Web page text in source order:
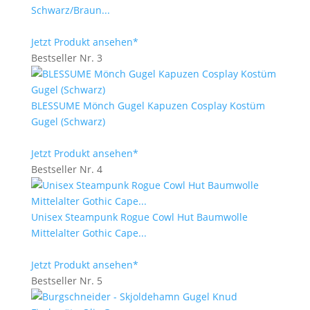
Schwarz/Braun...
Jetzt Produkt ansehen*
Bestseller Nr. 3
BLESSUME Mönch Gugel Kapuzen Cosplay Kostüm
Gugel (Schwarz)
Jetzt Produkt ansehen*
Bestseller Nr. 4
Unisex Steampunk Rogue Cowl Hut Baumwolle
Mittelalter Gothic Cape...
Jetzt Produkt ansehen*
Bestseller Nr. 5